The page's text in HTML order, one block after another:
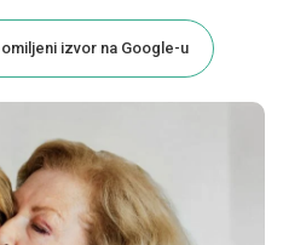
izvor na Google-u